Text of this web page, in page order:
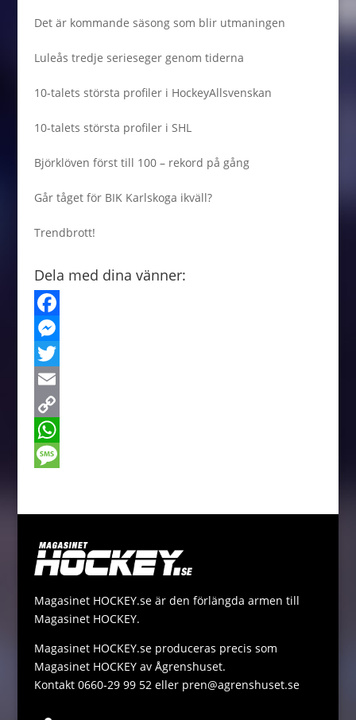
Det är kommande säsong som blir utmaningen
Luleås tredje serieseger genom tiderna
10-talets största profiler i HockeyAllsvenskan
10-talets största profiler i SHL
Björklöven först till 100 – rekord på gång
Går tåget för BIK Karlskoga ikväll?
Trendbrott!
Dela med dina vänner:
F
a
c
e
b
o
M
e
s
s
e
r
T
w
t
E
m
a
C
o
i
k
W
s
p
s
g
Magasinet HOCKEY.se är den förlängda armen till
Magasinet HOCKEY.
Magasinet HOCKEY.se produceras precis som
Magasinet HOCKEY av Ågrenshuset.
Kontakt 0660-29 99 52 eller pren@agrenshuset.se